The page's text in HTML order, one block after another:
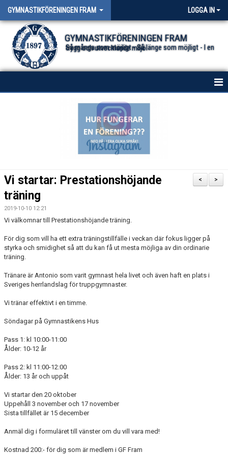
GYMNASTIKFÖRENINGEN FRAM LOGGA IN
GYMNASTIKFÖRENINGEN FRAM
Så många som möjligt - Så länge som möjligt - I en trygg och utvecklande miljö.
NYHETER FÖR ALLA TRUPPER
>
<
Vi startar: Prestationshöjande
träning
2019-10-10 12:21
Vi välkomnar till Prestationshöjande träning.
För dig som vill ha ett extra träningstillfälle i veckan där fokus ligger på
styrka och smidighet så att du kan få ut mesta möjliga av din ordinarie
träning.
Tränare är Antonio som varit gymnast hela livet och även haft en plats i
Sveriges herrlandslag för truppgymnaster.
Vi tränar effektivt i en timme.
Söndagar på Gymnastikens Hus
Pass 1: kl 10:00-11:00
Ålder: 10-12 år
Pass 2: kl 11:00-12:00
Ålder: 13 år och uppåt
Vi startar den 20 oktober
Uppehåll 3 november och 17 november
Sista tillfället är 15 december
Anmäl dig i formuläret till vänster om du vill vara med!
Kostnad 200:- för dig som är medlem i GF Fram